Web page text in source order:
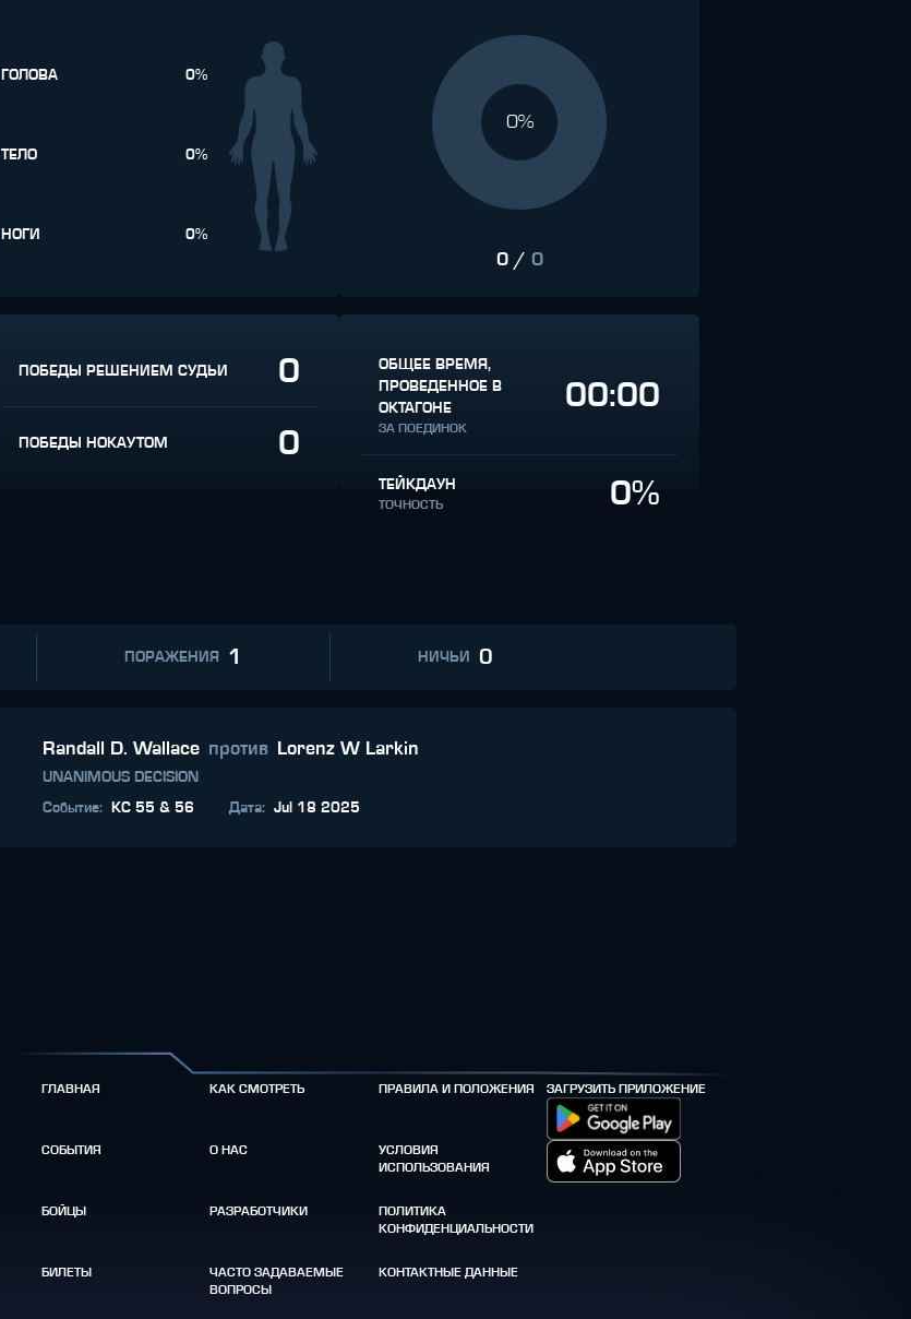
ГОЛОВА 0%
ТЕЛО 0%
НОГИ 0%
0%
0/ 0
ПОБЕДЫ РЕШЕНИЕМ СУДЬИ 0
ПОБЕДЫ НОКАУТОМ 0
ОБЩЕЕ ВРЕМЯ,
ПРОВЕДЕННОЕ В
ОКТАГОНЕ
ЗА ПОЕДИНОК
00:00
ТЕЙКДАУН
ТОЧНОСТЬ 0%
ПОРАЖЕНИЯ 1 НИЧЬИ 0
Randall D. Wallace против Lorenz W Larkin
UNANIMOUS DECISION
Событие: KC 55 & 56 Дата: Jul 18 2025
ГЛАВНАЯ
СОБЫТИЯ
БОЙЦЫ
БИЛЕТЫ
КАК СМОТРЕТЬ
О НАС
РАЗРАБОТЧИКИ
ЧАСТО ЗАДАВАЕМЫЕ
ВОПРОСЫ
ПРАВИЛА И ПОЛОЖЕНИЯ
УСЛОВИЯ
ИСПОЛЬЗОВАНИЯ
ПОЛИТИКА
КОНФИДЕНЦИАЛЬНОСТИ
КОНТАКТНЫЕ ДАННЫЕ
ЗАГРУЗИТЬ ПРИЛОЖЕНИЕ